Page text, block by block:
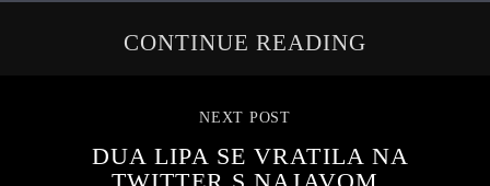
CONTINUE READING
NEXT POST
DUA LIPA SE VRATILA NA